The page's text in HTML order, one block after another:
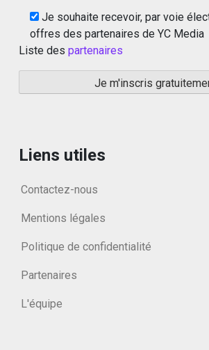
Je souhaite recevoir, par voie
offres des partenaires de YC Media
Liste des partenaires
Liens utiles
Contactez-nous
Mentions légales
Politique de confidentialité
Partenaires
L'équipe